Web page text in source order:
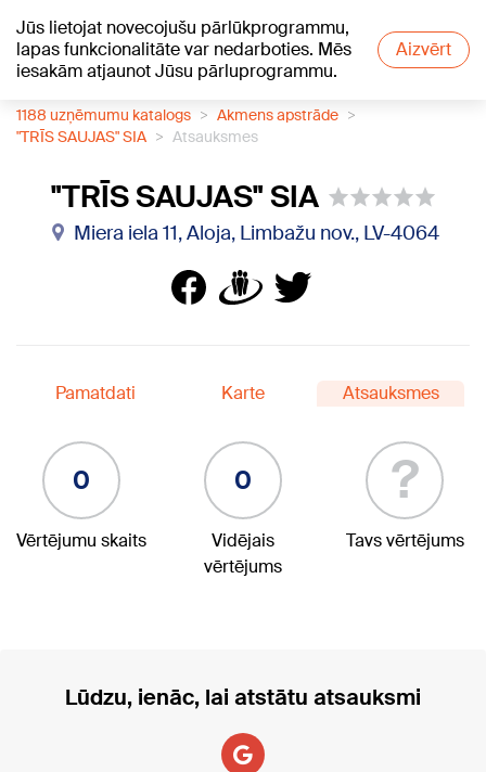
Jūs lietojat novecojušu pārlūkprogrammu,
lapas funkcionalitāte var nedarboties. Mēs
iesakām atjaunot Jūsu pārluprogrammu.
Aizvērt
+16°C
1188 uzņēmumu katalogs
Akmens apstrāde
"TRĪS SAUJAS" SIA
Atsauksmes
"TRĪS SAUJAS" SIA
Miera iela 11, Aloja, Limbažu nov., LV-4064
Pamatdati Karte Atsauksmes
0
Vērtējumu skaits
0
Vidējais
vērtējums
?
Tavs vērtējums
Lūdzu, ienāc, lai atstātu atsauksmi